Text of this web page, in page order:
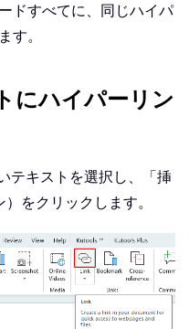
ドすべてに、同じハイパ
す。
にハイパーリン
テキストを選択し、「挿
をクリックします。